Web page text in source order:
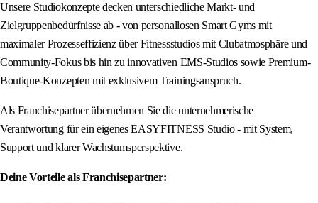
Unsere Studiokonzepte decken unterschiedliche Markt- und
Zielgruppenbedürfnisse ab - von personallosen Smart Gyms mit
maximaler Prozesseffizienz über Fitnessstudios mit Clubatmosphäre und
Community-Fokus bis hin zu innovativen EMS-Studios sowie Premium-
Boutique-Konzepten mit exklusivem Trainingsanspruch.
Als Franchisepartner übernehmen Sie die unternehmerische
Verantwortung für ein eigenes EASYFITNESS Studio - mit System,
Support und klarer Wachstumsperspektive.
Deine Vorteile als Franchisepartner: